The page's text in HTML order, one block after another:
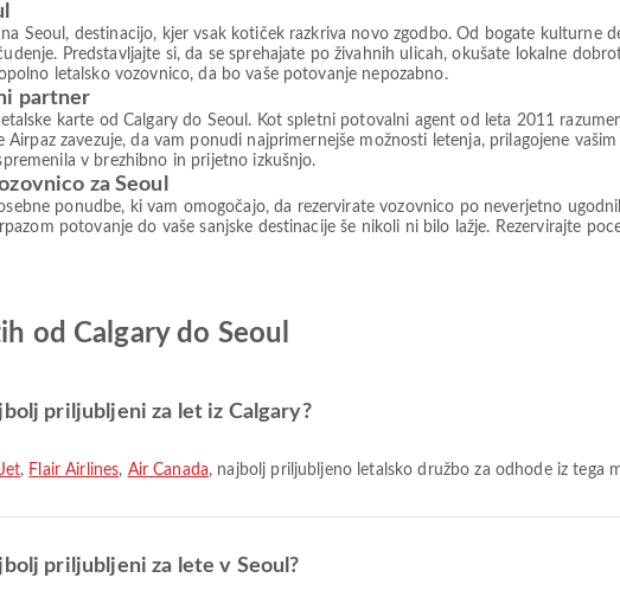
Seoul, destinacijo, kjer vsak kotiček razkriva novo zgodbo. Od bogate kulturne
Predstavljajte si, da se sprehajate po živahnih ulicah, okušate lokalne
letalsko vozovnico, da bo vaše potovanje nepozabno.
partner
karte od Calgary do Seoul. Kot spletni potovalni agent od leta 2011
zavezuje, da vam ponudi najprimernejše možnosti letenja, prilagojene
v brezhibno in prijetno izkušnjo.
za Seoul
ponudbe, ki vam omogočajo, da rezervirate vozovnico po neverjetno
potovanje do vaše sanjske destinacije še nikoli ni bilo lažje. Rezervirajte
od Calgary do Seoul
priljubljeni za let iz Calgary?
, Flair Airlines, Air Canada, najbolj priljubljeno letalsko družbo za odhode iz tega
priljubljeni za lete v Seoul?